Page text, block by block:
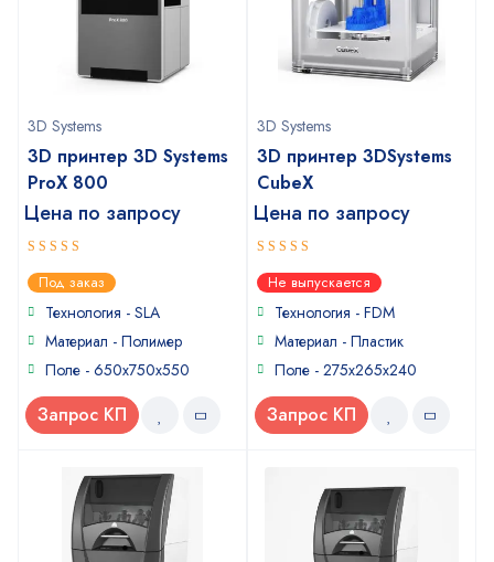
3D Systems
3D принтер 3D Systems
ProX 800
Цена по запросу
5out of 5
Под заказ
Технология - SLA
Материал - Полимер
Поле - 650x750x550
Запрос КП
3D Systems
3D принтер 3DSystems
CubeX
Цена по запросу
5out of 5
Не выпускается
Технология - FDM
Материал - Пластик
Поле - 275x265x240
Запрос КП